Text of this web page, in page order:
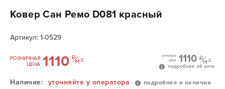
Ковер Сан Ремо D081 красный
Артикул: 1-0529
РОЗНИЧНАЯ
ЦЕНА 1110
ОПТОВАЯ
ЦЕНА
1110
подробнее об опте
Наличие: уточняйте у оператора подробнее о наличии